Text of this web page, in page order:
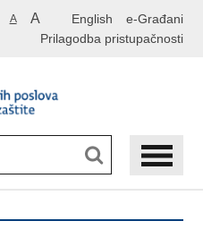
English e-Građani
A A
Prilagodba pristupačnosti